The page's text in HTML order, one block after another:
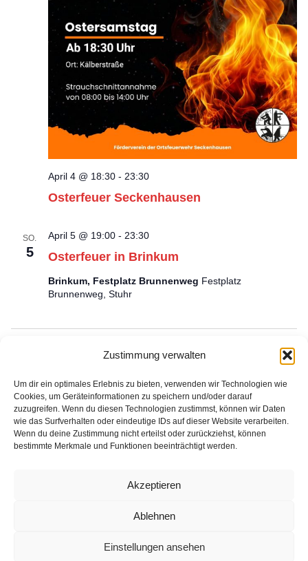
Zustimmung verwalten
Um dir ein optimales Erlebnis zu bieten, verwenden wir Technologien wie
Cookies, um Geräteinformationen zu speichern und/oder darauf
zuzugreifen. Wenn du diesen Technologien zustimmst, können wir Daten
wie das Surfverhalten oder eindeutige IDs auf dieser Website verarbeiten.
Wenn du deine Zustimmung nicht erteilst oder zurückziehst, können
bestimmte Merkmale und Funktionen beeinträchtigt werden.
Akzeptieren
Ablehnen
Einstellungen ansehen
Osterfeuer Seckenhausen
April 4 @ 18:30 - 23:30
SO.
5 Osterfeuer in Brinkum
April 5 @ 19:00 - 23:30
Brinkum, Festplatz Brunnenweg Festplatz
Brunnenweg, Stuhr
Veranstaltungen Heute Nächste
Kalender abonnieren
Datenschutz